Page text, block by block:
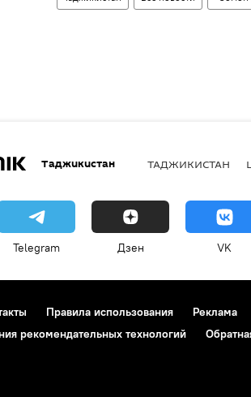
Таджикистан ТАДЖИКИСТАН
Telegram Дзен VK
Правила использования Реклама
рекомендательных технологий